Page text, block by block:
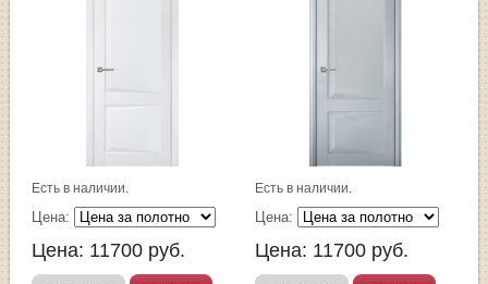
Есть в наличии.
Цена:
Цена: 11700 руб.
Есть в наличии.
Цена:
Цена: 11700 руб.